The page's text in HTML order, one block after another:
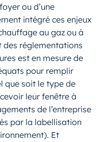
ou d’une
intégré ces enjeux
au gaz ou à
des réglementations
est en mesure de
pour remplir
que soit le type de
leur fenêtre à
de l’entreprise
par la labellisation
Et